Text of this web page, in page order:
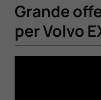
Grande
per Volvo